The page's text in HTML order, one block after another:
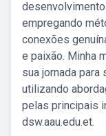
empregando
conexões
e paixão. Minha
sua jornada para
utilizando
pelas principais
dsw.aau.edu.et.